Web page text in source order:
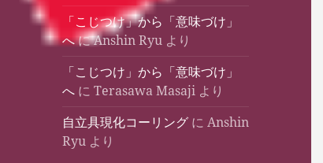
「こじつけ」から「意味づけ」
へにAnshin Ryu より
「こじつけ」から「意味づけ」
へ にTerasawa Masaji より
自立具現化コーリング にAnshin
Ryu より